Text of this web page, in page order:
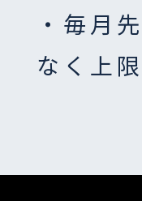
・毎月
なく上